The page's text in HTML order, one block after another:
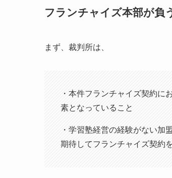
フランチャイズ本部が負
まず、裁判所は、
・本件フランチャイズ契約に
素となっていること
・学習塾経営の経験がない加
期待してフランチャイズ契約